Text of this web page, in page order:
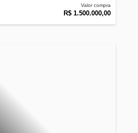
Valor compra
R$ 1.500.000,00